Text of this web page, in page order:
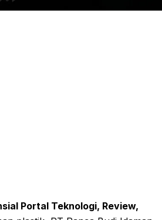
Portal Teknologi, Review,